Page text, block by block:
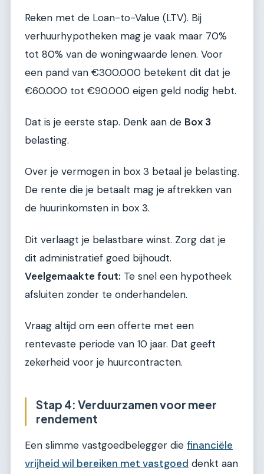
Reken met de Loan-to-Value (LTV). Bij
verhuurhypotheken mag je vaak maar 70%
tot 80% van de woningwaarde lenen. Voor
een pand van €300.000 betekent dit dat je
€60.000 tot €90.000 eigen geld nodig hebt.
Dat is je eerste stap. Denk aan de Box 3
belasting.
Over je vermogen in box 3 betaal je belasting.
De rente die je betaalt mag je aftrekken van
de huurinkomsten in box 3.
Dit verlaagt je belastbare winst. Zorg dat je
dit administratief goed bijhoudt.
Veelgemaakte fout: Te snel een hypotheek
afsluiten zonder te onderhandelen.
Vraag altijd om een offerte met een
rentevaste periode van 10 jaar. Dat geeft
zekerheid voor je huurcontracten.
Stap 4: Verduurzamen voor meer
rendement
Een slimme vastgoedbelegger die financiële
vrijheid wil bereiken met vastgoed denkt aan